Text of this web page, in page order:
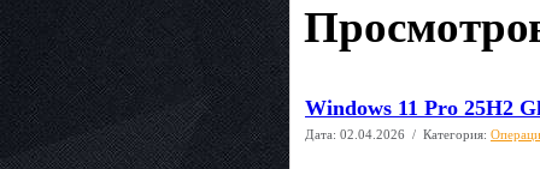
Windows 11 Pro 25H2
Дата: 02.04.2026 / Категория: